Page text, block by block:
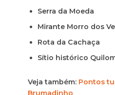
Serra da Moeda
Mirante Morro dos
Rota da Cachaça
Sítio histórico
Veja também: Pontos
Brumadinho